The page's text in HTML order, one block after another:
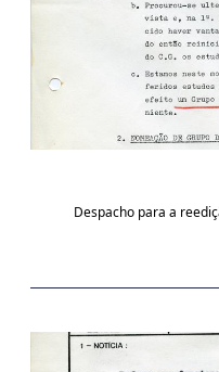
Despacho para a